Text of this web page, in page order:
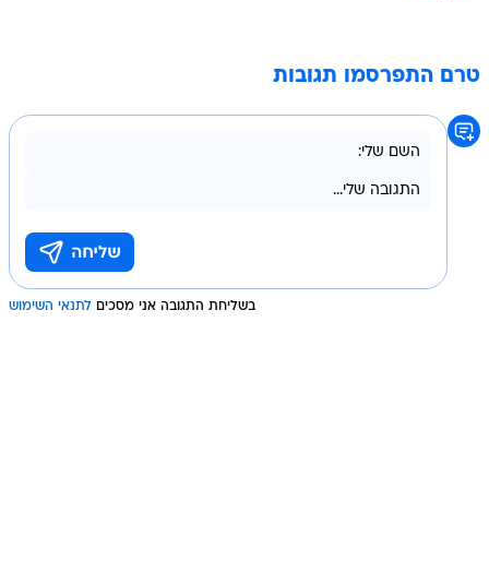
טרם התפרסמו תגובות
בשליחת התגובה אני מסכים לתנאי השימוש